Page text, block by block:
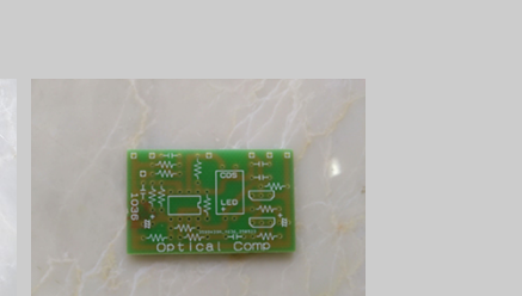
Optical Compプリント基板
¥1,100